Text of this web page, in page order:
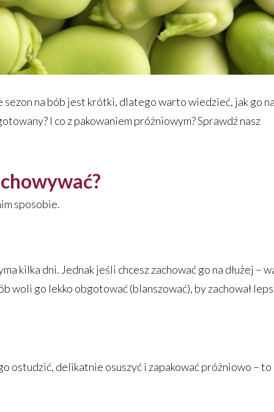
sezon na bób jest krótki, dlatego warto wiedzieć, jak go
I co z pakowaniem próżniowym? Sprawdź nasz
sposobie.
kilka dni. Jednak jeśli chcesz zachować go na dłużej –
woli go lekko obgotować (blanszować), by zachował
ostudzić, delikatnie osuszyć i zapakować próżniowo – to